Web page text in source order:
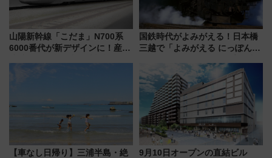
山陽新幹線「こだま」N700系
6000番代が新デザインに！産学
用は今冬から
国鉄時代がよみがえる！日本橋
三越で「よみがえる にっぽんの
敬の名作写真も、駅弁フェスも
同時開催！
【車なし日帰り】三浦半島・絶
9月10日オープンの直結ビル